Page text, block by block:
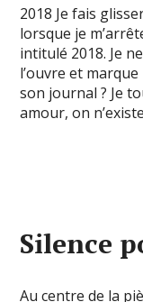
2018 Je fais
lorsque je
intitulé 2018. Je
l’ouvre et
son journal ? Je
amour, on
Silence
Au centre de la